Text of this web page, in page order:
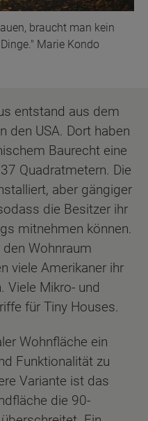
braucht man kein
Marie Kondo
entstand aus dem
den USA. Dort haben
Baurecht eine
Quadratmetern. Die
aber gängiger
die Besitzer ihr
mitnehmen können.
Wohnraum
viele Amerikaner ihr
Viele Mikro- und
für Tiny Houses.
Wohnfläche ein
Funktionalität zu
Variante ist das
die 90-